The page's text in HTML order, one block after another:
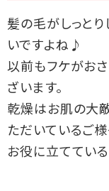
髪の毛がしっとり
いですよね♪
以前もフケがお
ざいます。
乾燥はお肌の大
ただいているご様
お役に立てている